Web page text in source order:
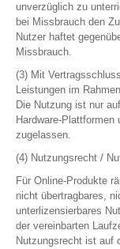
unverzüglich zu
bei Missbrauch den
Nutzer haftet
Missbrauch.
(3) Mit
Leistungen im
Die Nutzung ist nur
Hardware-
zugelassen.
(4) Nutzungsrecht /
Für Online-Produkte
nicht übertragbares,
unterlizensierbares
der vereinbarten
Nutzungsrecht ist auf